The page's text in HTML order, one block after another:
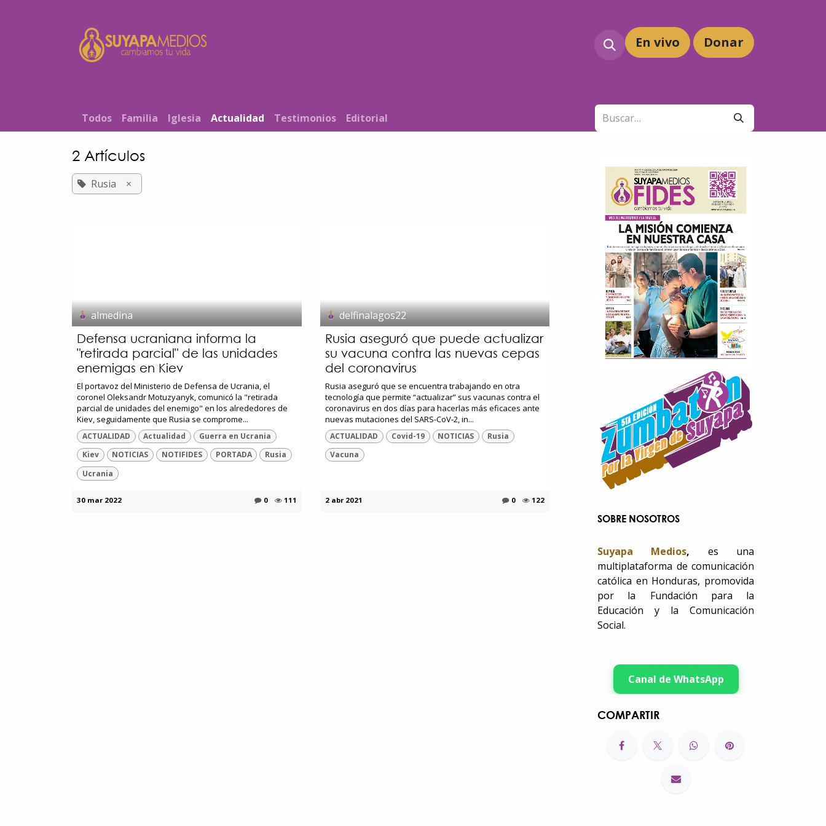
En vivo Donar
T​od​​os Familia Iglesia Actualidad Testimonios Editorial
2 Artículos
Rusia ×
almedina
Defensa ucraniana informa la
"retirada parcial" de las unidades
enemigas en Kiev
El portavoz del Ministerio de Defensa de Ucrania, el
coronel Oleksandr Motuzyanyk, comunicó la "retirada
parcial de unidades del enemigo" en los alrededores de
Kiev, seguidamente que Rusia se comprome...
ACTUALIDAD Actualidad
Guerra en Ucrania
Kiev
NOTICIAS NOTIFIDES PORTADA
Rusia
Ucrania
30 mar 2022 0 111
delfinalagos22
Rusia aseguró que puede actualizar
su vacuna contra las nuevas cepas
del coronavirus
Rusia aseguró que se encuentra trabajando en otra
tecnología que permite “actualizar” sus vacunas contra el
coronavirus en dos días para hacerlas más eficaces ante
nuevas mutaciones del SARS-CoV-2, in...
ACTUALIDAD Covid-19 NOTICIAS
Rusia
Vacuna
2 abr 2021 0 122
SOBRE NOSOTROS
Suyapa Medios, es una
multiplataforma de comunicación
católica en Honduras, promovida
por la Fundación para la
Educación y la Comunicación
Social.
Canal de WhatsApp
COMPARTIR